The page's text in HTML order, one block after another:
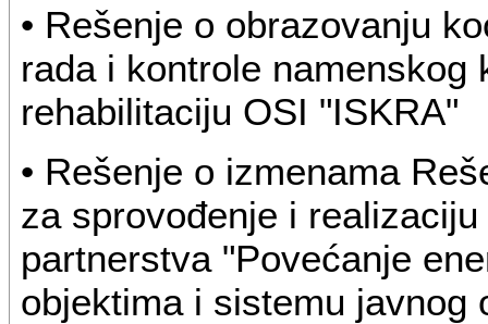
• Rešenje o obrazovanju
rada i kontrole
rehabilitaciju OSI "ISKRA"
• Rešenje o izmenama
za sprovođenje i
partnerstva "Povećanje
objektima i sistemu javnog